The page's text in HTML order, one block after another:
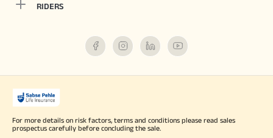
RIDERS
For more details on risk factors, terms and conditions please read sales
prospectus carefully before concluding the sale.